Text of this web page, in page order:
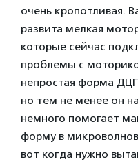
очень кропотливая.
развита мелкая
которые сейчас
проблемы с
непростая форма
но тем не менее он
немного помогает
форму в
вот когда нужно